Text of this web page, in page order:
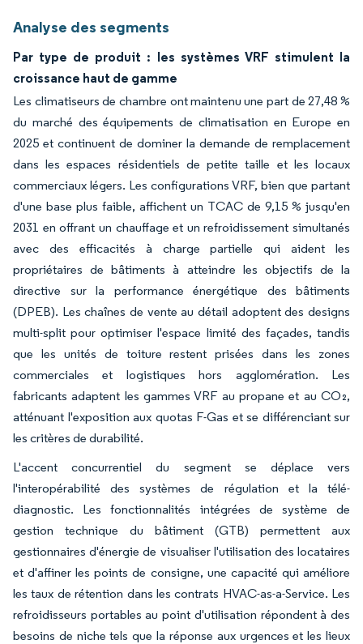
Analyse des segments
Par type de produit : les systèmes VRF stimulent la
croissance haut de gamme
Les climatiseurs de chambre ont maintenu une part de 27,48 %
du marché des équipements de climatisation en Europe en
2025 et continuent de dominer la demande de remplacement
dans les espaces résidentiels de petite taille et les locaux
commerciaux légers. Les configurations VRF, bien que partant
d'une base plus faible, affichent un TCAC de 9,15 % jusqu'en
2031 en offrant un chauffage et un refroidissement simultanés
avec des efficacités à charge partielle qui aident les
propriétaires de bâtiments à atteindre les objectifs de la
directive sur la performance énergétique des bâtiments
(DPEB). Les chaînes de vente au détail adoptent des designs
multi-split pour optimiser l'espace limité des façades, tandis
que les unités de toiture restent prisées dans les zones
commerciales et logistiques hors agglomération. Les
fabricants adaptent les gammes VRF au propane et au CO₂,
atténuant l'exposition aux quotas F-Gas et se différenciant sur
les critères de durabilité.
L'accent concurrentiel du segment se déplace vers
l'interopérabilité des systèmes de régulation et la télé-
diagnostic. Les fonctionnalités intégrées de système de
gestion technique du bâtiment (GTB) permettent aux
gestionnaires d'énergie de visualiser l'utilisation des locataires
et d'affiner les points de consigne, une capacité qui améliore
les taux de rétention dans les contrats HVAC-as-a-Service. Les
refroidisseurs portables au point d'utilisation répondent à des
besoins de niche tels que la réponse aux urgences et les lieux